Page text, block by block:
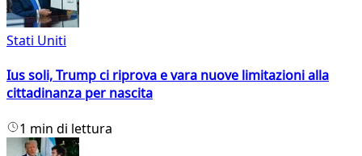
Stati Uniti
Ius soli, Trump ci riprova e vara nuove limitazioni alla
cittadinanza per nascita
1 min di lettura